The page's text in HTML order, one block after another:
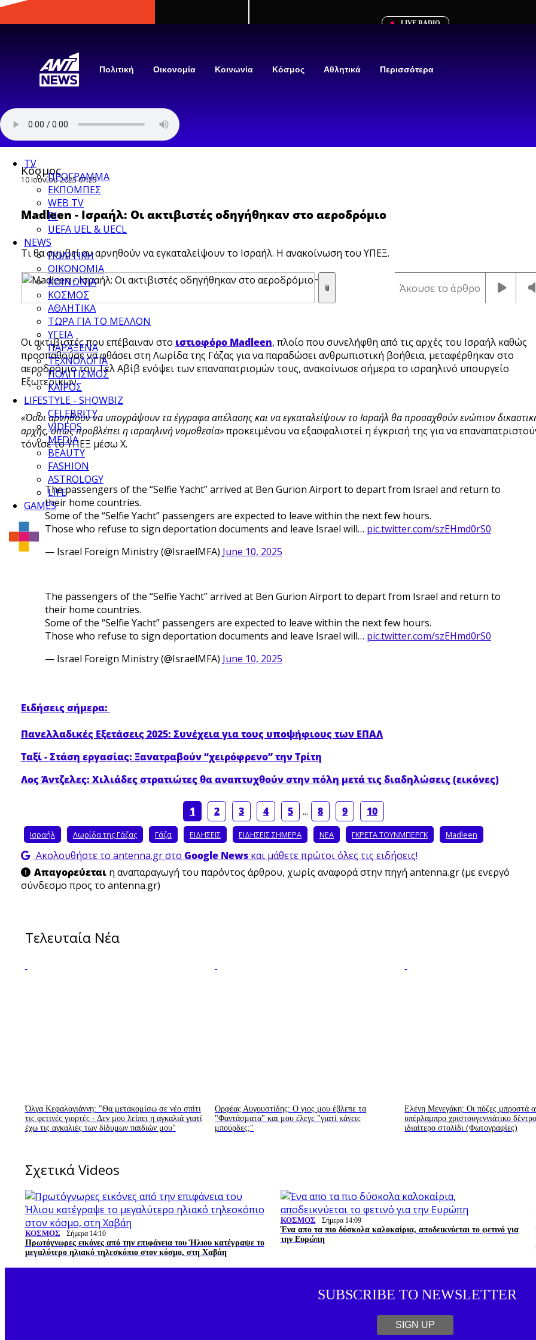
Skip to content
LIVE RADIO
Πολιτική Οικονομία Κοινωνία Κόσμος Αθλητικά Περισσότερα
TV
ΠΡΟΓΡΑΜΜΑ
ΕΚΠΟΜΠΕΣ
WEB TV
F1
UEFA UEL & UECL
NEWS
ΠΟΛΙΤΙΚΗ
ΟΙΚΟΝΟΜΙΑ
ΚΟΙΝΩΝΙΑ
ΚΟΣΜΟΣ
ΑΘΛΗΤΙΚΑ
ΤΩΡΑ ΓΙΑ ΤΟ ΜΕΛΛΟΝ
ΥΓΕΙΑ
ΠΑΡΑΞΕΝΑ
ΤΕΧΝΟΛΟΓΙΑ
ΠΟΛΙΤΙΣΜΟΣ
ΚΑΙΡΟΣ
LIFESTYLE - SHOWBIZ
CELEBRITY
VIDEOS
MEDIA
BEAUTY
FASHION
ASTROLOGY
LIFE
GAMES
Κόσμος
10 Ιουνίου 2025 07:25
Madleen - Ισραήλ: Οι ακτιβιστές οδηγήθηκαν στο αεροδρόμιο
Τι θα συμβεί αν αρνηθούν να εγκαταλείψουν το Ισραήλ. Η ανακοίνωση του ΥΠΕΞ.
-
📎 Άκουσε το άρθρο
Οι ακτιβιστές που επέβαιναν στο ιστιοφόρο Madleen, πλοίο που συνελήφθη από τις αρχές του Ισραήλ καθώς
προσπαθούσε να φθάσει στη Λωρίδα της Γάζας για να παραδώσει ανθρωπιστική βοήθεια, μεταφέρθηκαν στο
αεροδρόμιο του Τελ Αβίβ ενόψει των επαναπατρισμών τους, ανακοίνωσε σήμερα το ισραηλινό υπουργείο
Εξωτερικών.
«Όσοι αρνηθούν να υπογράψουν τα έγγραφα απέλασης και να εγκαταλείψουν το Ισραήλ θα προσαχθούν ενώπιον
αρχής, όπως προβλέπει η ισραηλινή νομοθεσία»προκειμένου να εξασφαλιστεί η έγκρισή της για να
τόνισε το ΥΠΕΞ μέσω X.
The passengers of the “Selfie Yacht” arrived at Ben Gurion Airport to depart from Israel and return to
their home countries.
Some of the “Selfie Yacht” passengers are expected to leave within the next few hours.
Those who refuse to sign deportation documents and leave Israel will… pic.twitter.com/szEHmd0rS0
— Israel Foreign Ministry (@IsraelMFA) June 10, 2025
The passengers of the “Selfie Yacht” arrived at Ben Gurion Airport to depart from Israel and return to
their home countries.
Some of the “Selfie Yacht” passengers are expected to leave within the next few hours.
Those who refuse to sign deportation documents and leave Israel will… pic.twitter.com/szEHmd0rS0
— Israel Foreign Ministry (@IsraelMFA) June 10, 2025
Ειδήσεις σήμερα:
Πανελλαδικές Εξετάσεις 2025: Συνέχεια για τους υποψήφιους των ΕΠΑΛ
Ταξί - Στάση εργασίας: Ξανατραβούν “χειρόφρενο” την Τρίτη
Λος Άντζελες: Xιλιάδες στρατιώτες θα αναπτυχθούν στην πόλη μετά τις διαδηλώσεις (εικόνες)
1 2 3 4 5 ... 8 9 10
Ισραήλ Λωρίδα της Γάζας Γάζα ΕΙΔΗΣΕΙΣ ΕΙΔΗΣΕΙΣ ΣΗΜΕΡΑ ΝΕΑ ΓΚΡΕΤΑ ΤΟΥΝΜΠΕΡΓΚ Madleen
Ακολουθήστε το antenna.gr στο Google Newsκαι μάθετε πρώτοι όλες τις ειδήσεις!
Απαγορεύεταιη αναπαραγωγή του παρόντος άρθρου, χωρίς αναφορά στην πηγή antenna.gr (με ενεργό
σύνδεσμο προς το antenna.gr)
Τελευταία Νέα
Όλγα Κεφαλογιάννη: "Θα μετακομίσω σε νέο σπίτι
τις φετινές γιορτές - Δεν μου λείπει η αγκαλιά γιατί
έχω τις αγκαλιές των δίδυμων παιδιών μου"
Ορφέας Αυγουστίδης: Ο γιος μου έβλεπε τα
"Φαντάσματα" και μου έλεγε "γιατί κάνεις
μπούρδες;"
Ελένη Μενεγάκη: Οι πόζες μπροστά
υπέρλαμπρο χριστουγεννιάτικο
ιδιαίτερο στολίδι (Φωτογραφίες)
Σχετικά Videos
ΚΟΣΜΟΣ Σήμερα 14:10
Πρωτόγνωρες εικόνες από την επιφάνεια του Ήλιου κατέγραψε το
μεγαλύτερο ηλιακό τηλεσκόπιο στον κόσμο, στη Χαβάη
ΚΟΣΜΟΣ Σήμερα 14:09
Ένα απο τα πιο δύσκολα καλοκαίρια, αποδεικνύεται το φετινό για
την Ευρώπη
SUBSCRIBE TO NEWSLETTER
SIGN UP